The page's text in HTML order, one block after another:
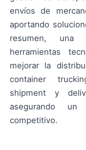
envíos de
aportando
resumen, una
herramientas
mejorar la
container
shipment y
asegurando
competitivo.